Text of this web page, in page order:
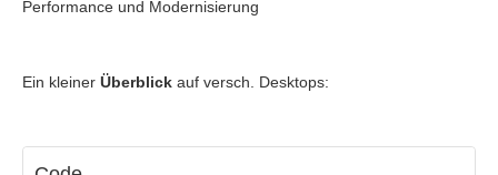
Performance und Modernisierung
Ein kleiner Überblick auf versch. Desktops: